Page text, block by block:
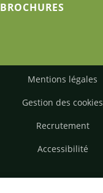
BROCHURES
Mentions légales
Gestion des cookies
Recrutement
Accessibilité